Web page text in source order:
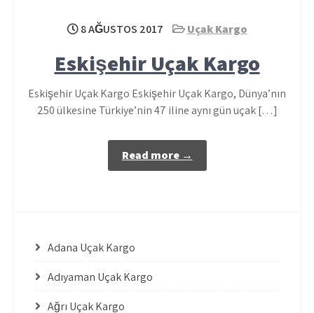
8 AĞUSTOS 2017 Uçak Kargo
Eskişehir Uçak Kargo
Eskişehir Uçak Kargo Eskişehir Uçak Kargo, Dünya’nın
250 ülkesine Türkiye’nin 47 iline aynı gün uçak […]
Read more →
Adana Uçak Kargo
Adıyaman Uçak Kargo
Ağrı Uçak Kargo